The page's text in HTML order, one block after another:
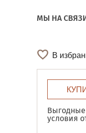
МЫ НА
В
Выгодные
условия